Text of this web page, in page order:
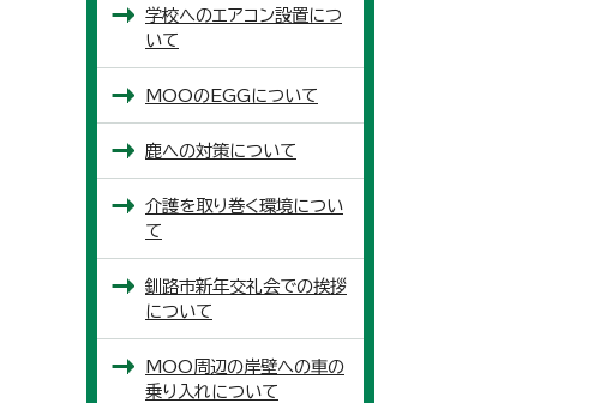
学校へのエアコン設置につ
いて
MOOのEGGについて
鹿への対策について
介護を取り巻く環境につい
て
釧路市新年交礼会での挨拶
について
MOO周辺の岸壁への車の
乗り入れについて